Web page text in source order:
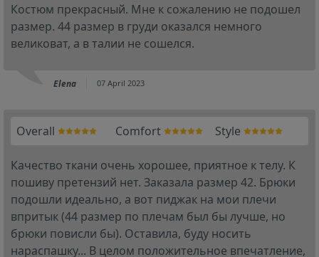
Костюм прекрасный. Мне к сожалению не подошел
размер. 44 размер в груди оказался немного
великоват, а в талии не сошелся.
Elena 07 April 2023
Overall Comfort Style
Качество ткани очень хорошее, приятное к телу. К
пошиву претензий нет. Заказала размер 42. Брюки
подошли идеально, а вот пиджак на мои плечи
впритык (44 размер по плечам был бы лучше, но
брюки повисли бы). Оставила, буду носить
нараспашку... В целом положительное впечатление,